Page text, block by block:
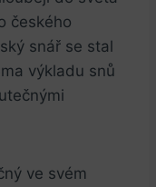
českého
snář se stal
výkladu‌ snů
ve svém